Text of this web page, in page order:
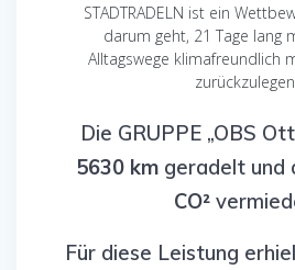
STADTRADELN ist ein
darum geht, 21 Tage lang
Alltagswege klimafreundlich
Die GRUPPE „OBS
5630 km geradelt und
CO²
Für diese Leistung